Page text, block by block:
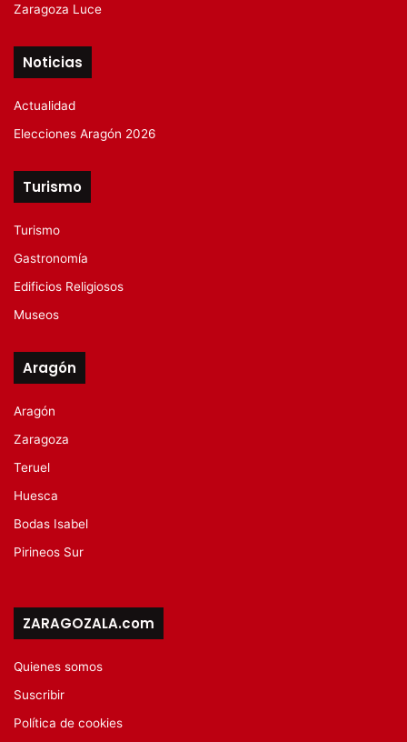
Zaragoza Luce
Noticias
Actualidad
Elecciones Aragón 2026
Turismo
Turismo
Gastronomía
Edificios Religiosos
Museos
Aragón
Aragón
Zaragoza
Teruel
Huesca
Bodas Isabel
Pirineos Sur
ZARAGOZALA.com
Quienes somos
Suscribir
Política de cookies